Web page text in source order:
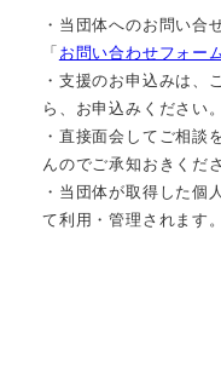
・当団体へのお問い合
「お問い合わせフォー
・支援のお申込みは、
ら、お申込みください。
・直接面会してご相談
んのでご承知おきくださ
・当団体が取得した個
て利用・管理されます。